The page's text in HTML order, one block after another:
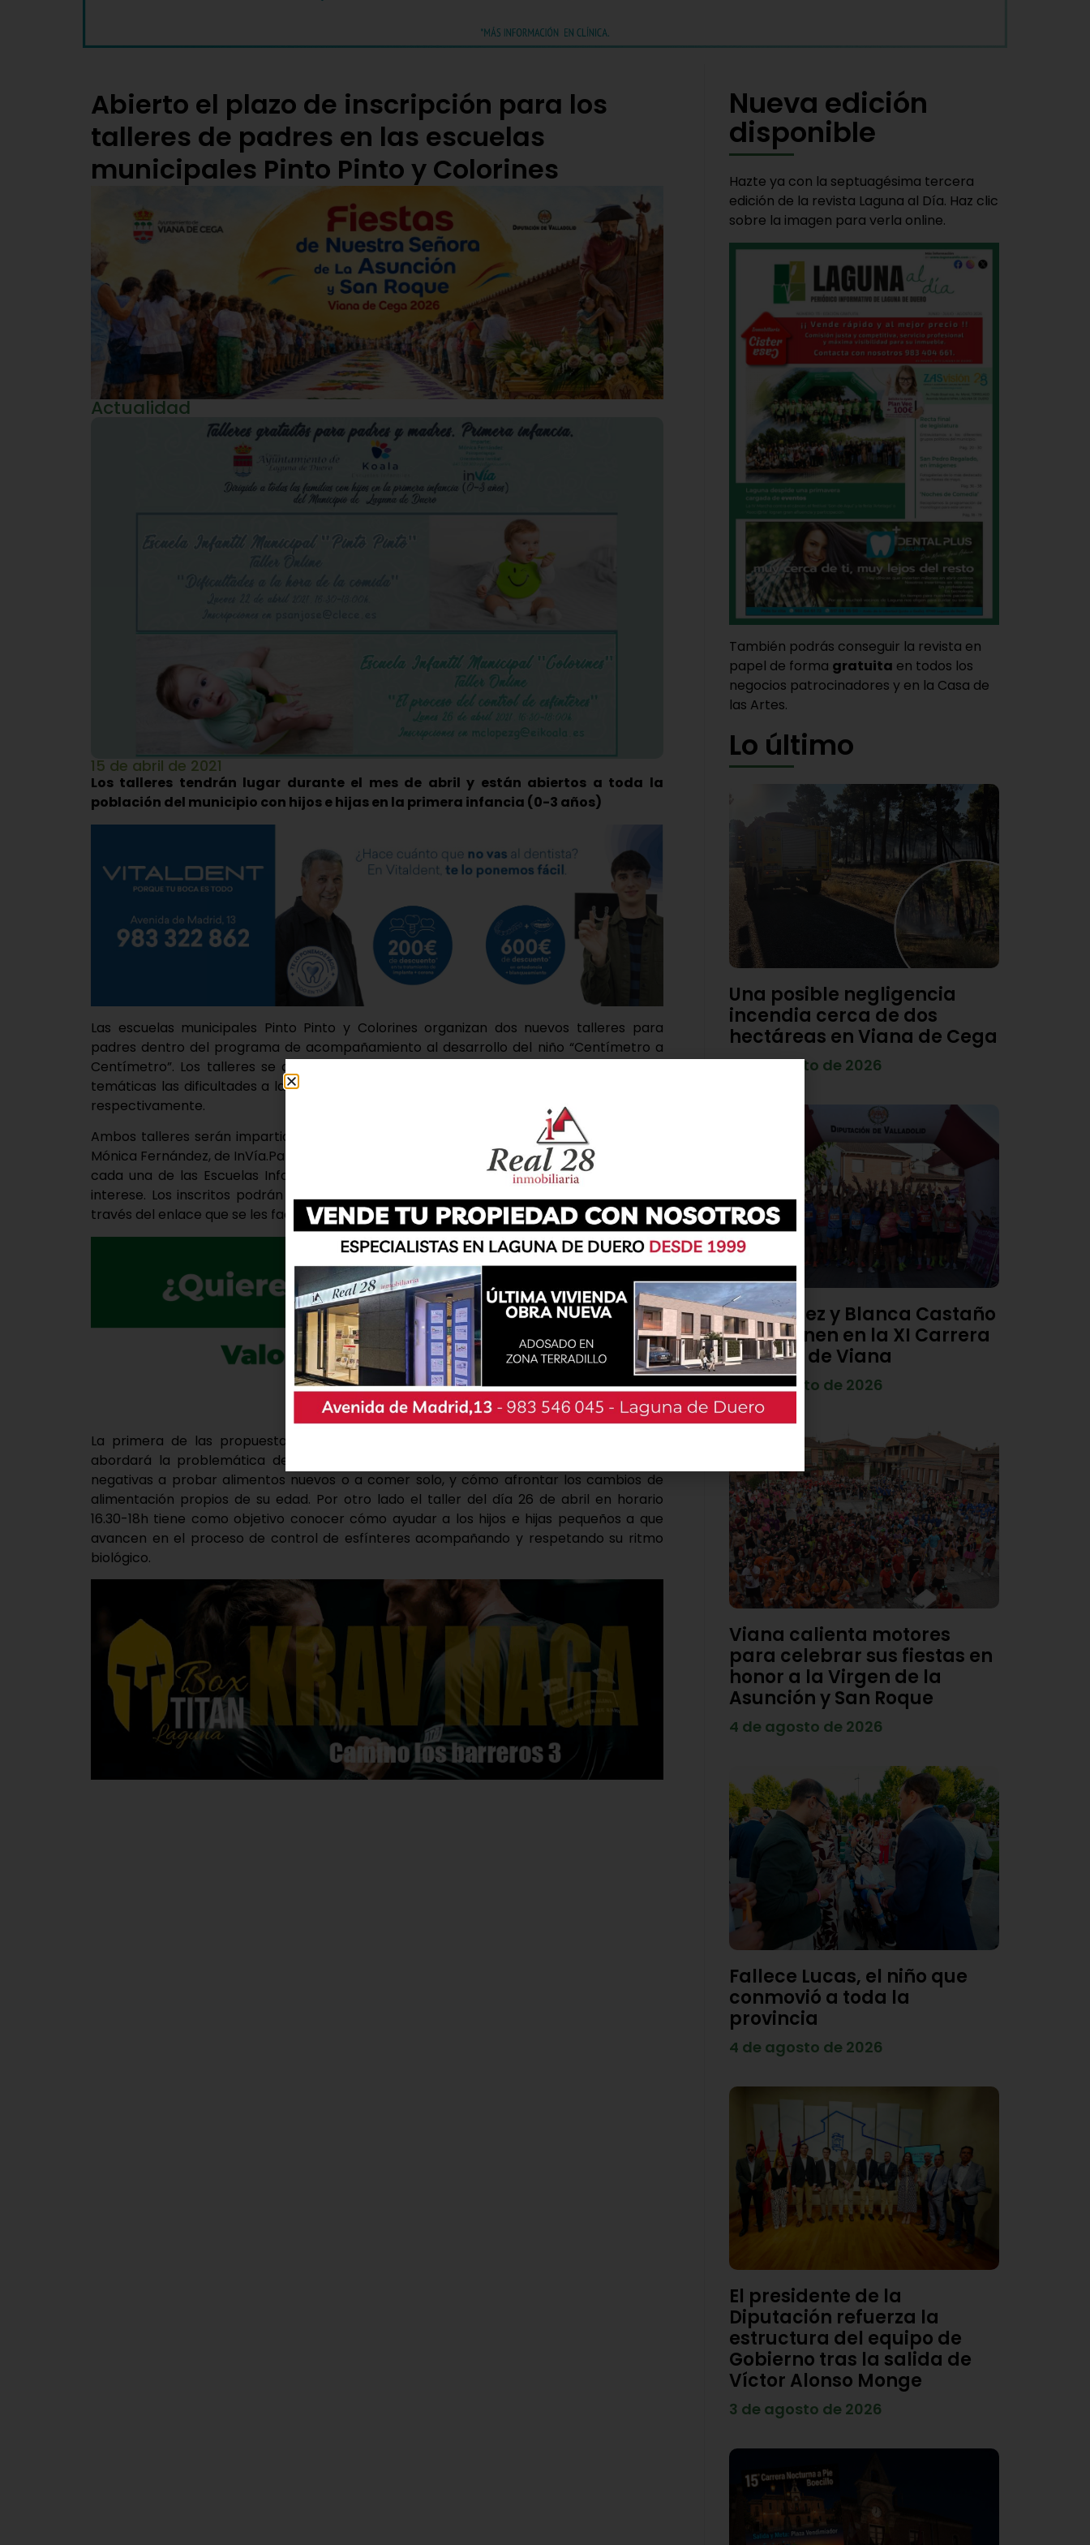
Abierto el plazo de inscripción para los
talleres de padres en las escuelas
municipales Pinto Pinto y Colorines
Actualidad
15 de abril de 2021
Los talleres tendrán lugar durante el mes de abril y están abiertos a toda la
población del municipio con hijos e hijas en la primera infancia (0-3 años)
Las escuelas municipales Pinto Pinto y Colorines organizan dos nuevos talleres para
padres dentro del programa de acompañamiento al desarrollo del niño “Centímetro a
Centímetro”. Los talleres se desarrollarán vía online los días 22 y 26 de abril bajo las
temáticas las dificultades a la hora de la comida y el proceso del control de esfínteres
respectivamente.
Ambos talleres serán impartidos por la psicopedagoga, maestra y orientadora familiar,
Mónica Fernández, de InVía.Para poder asistir es necesario enviar un correo electrónico a
cada una de las Escuelas Infantiles, o a aquella en la que se impartirá el taller que le
interese. Los inscritos podrán acceder a cada uno de los cursos de manera online y a
través del enlace que se les facilitará una vez inscritos.
La primera de las propuestas, que se celebrará el 22 de abril en horario 16.30-18h,
abordará la problemática de las comidas que se eternizan o terminan en riñas, las
negativas a probar alimentos nuevos o a comer solo, y cómo afrontar los cambios de
alimentación propios de su edad. Por otro lado el taller del día 26 de abril en horario
16.30-18h tiene como objetivo conocer cómo ayudar a los hijos e hijas pequeños a que
avancen en el proceso de control de esfínteres acompañando y respetando su ritmo
biológico.
Nueva edición
disponible
Hazte ya con la septuagésima tercera
edición de la revista Laguna al Día. Haz clic
sobre la imagen para verla online.
También podrás conseguir la revista en
papel de forma gratuita en todos los
negocios patrocinadores y en la Casa de
las Artes.
Lo último
Una posible negligencia
incendia cerca de dos
hectáreas en Viana de Cega
7 de agosto de 2026
Diego Díez y Blanca Castaño
se imponen en la XI Carrera
Popular de Viana
4 de agosto de 2026
Viana calienta motores
para celebrar sus fiestas en
honor a la Virgen de la
Asunción y San Roque
4 de agosto de 2026
Fallece Lucas, el niño que
conmovió a toda la
provincia
4 de agosto de 2026
El presidente de la
Diputación refuerza la
estructura del equipo de
Gobierno tras la salida de
Víctor Alonso Monge
3 de agosto de 2026